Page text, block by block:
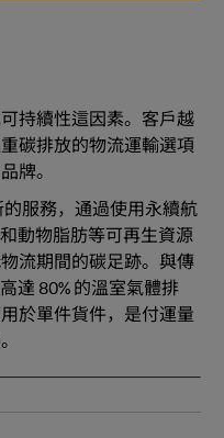
持續性這因素。客戶越
碳排放的物流運輸選項
牌。
服務，通過使用永續航
動物脂肪等可再生資源
流期間的碳足跡。與傳
達 80% 的溫室氣體排
於單件貨件，是付運量